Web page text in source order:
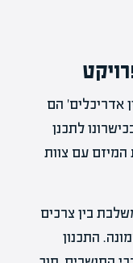
אדריכלים' הם
לתכנן
המיזם עם צוות
בין צרכים
התכנון